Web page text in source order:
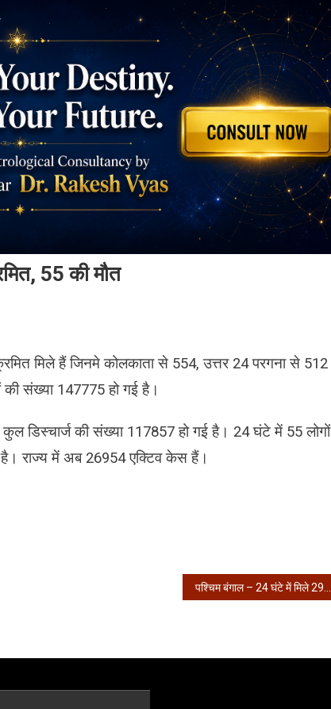
55 की मौत
मिले हैं जिनमे कोलकाता से 554, उत्तर 24 परगना से 512
संख्या 147775 हो गई है।
डिस्चार्ज की संख्या 117857 हो गई है। 24 घंटे में 55 लोगों
राज्य में अब 26954 एक्टिव केस हैं।
पश्चिम बंगाल – 24 घंटे में मिले 2997 संक्रमित, 53 की मौत